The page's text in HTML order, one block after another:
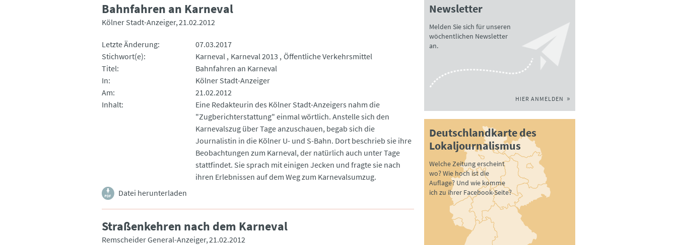
Bahnfahren an Karneval
Kölner Stadt-Anzeiger 21.02.2012
Letzte Änderung
07.03.2017
Stichwort(e)
Karneval Karneval 2013 Öffentliche Verkehrsmittel
Titel
Bahnfahren an Karneval
In
Kölner Stadt-Anzeiger
Am
21.02.2012
Inhalt
Eine Redakteurin des Kölner Stadt-Anzeigers nahm die
"Zugberichterstattung" einmal wörtlich. Anstelle sich den
Karnevalszug über Tage anzuschauen, begab sich die
Journalistin in die Kölner U- und S-Bahn. Dort beschrieb sie ihre
Beobachtungen zum Karneval, der natürlich auch unter Tage
stattfindet. Sie sprach mit einigen Jecken und fragte sie nach
ihren Erlebnissen auf dem Weg zum Karnevalsumzug.
Datei herunterladen
Straßenkehren nach dem Karneval
Remscheider General-Anzeiger 21.02.2012
Newsletter
Melden Sie sich für unseren
wöchentlichen Newsletter
an.
HIER ANMELDEN
Deutschlandkarte des
Lokaljournalismus
Welche Zeitung erscheint
wo? Wie hoch ist die
Auflage? Und wie komme
ich zu ihrer Facebook-Seite?